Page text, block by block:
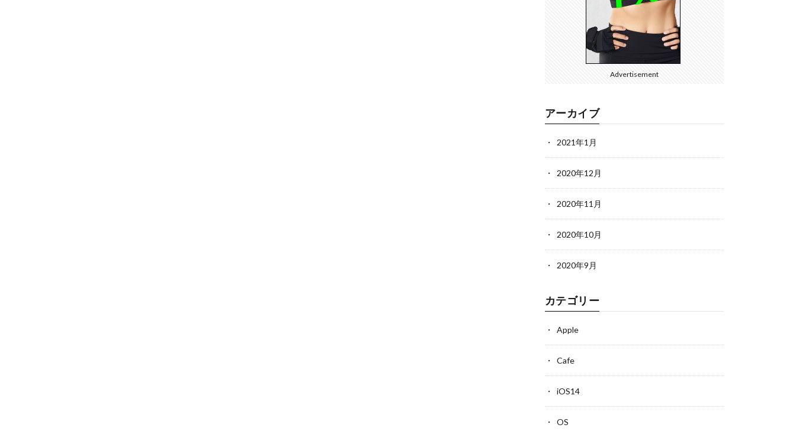
Advertisement
アーカイブ
2021年1月
2020年12月
2020年11月
2020年10月
2020年9月
カテゴリー
Apple
Cafe
iOS14
OS